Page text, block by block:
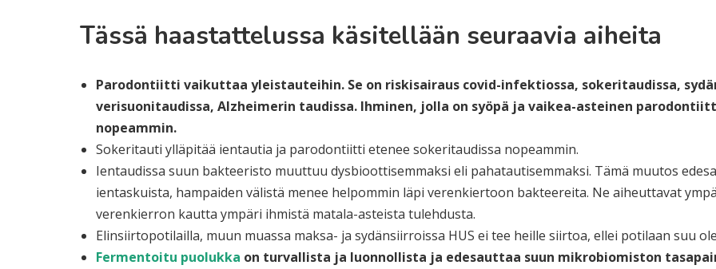
Tässä haastattelussa käsitellään seuraavia aiheita
Parodontiitti vaikuttaa yleistauteihin. Se on riskisairaus covid-infektiossa, sokeritaudissa,
verisuonitaudissa, Alzheimerin taudissa. Ihminen, jolla on syöpä ja vaikea-asteinen
nopeammin.
Sokeritauti ylläpitää ientautia ja parodontiitti etenee sokeritaudissa nopeammin.
Ientaudissa suun bakteeristo muuttuu dysbioottisemmaksi eli pahatautisemmaksi. Tämä muutos
ientaskuista, hampaiden välistä menee helpommin läpi verenkiertoon bakteereita. Ne aiheuttavat
verenkierron kautta ympäri ihmistä matala-asteista tulehdusta.
Elinsiirtopotilailla, muun muassa maksa- ja sydänsiirroissa HUS ei tee heille siirtoa, ellei potilaan suu
Fermentoitu puolukka on turvallista ja luonnollista ja edesauttaa suun mikrobiomiston